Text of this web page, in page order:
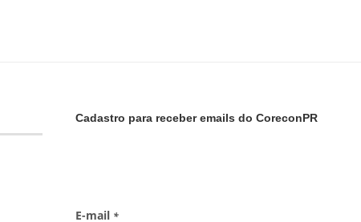
Cadastro para receber emails do CoreconPR